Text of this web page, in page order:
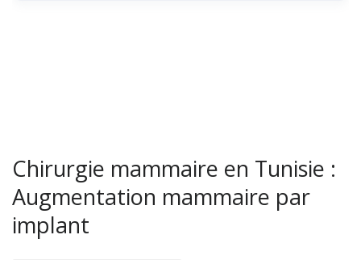
Chirurgie mammaire en Tunisie :
Augmentation mammaire par
implant